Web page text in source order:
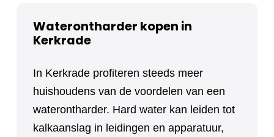
Waterontharder kopen in
Kerkrade
In Kerkrade profiteren steeds meer
huishoudens van de voordelen van een
waterontharder. Hard water kan leiden tot
kalkaanslag in leidingen en apparatuur,